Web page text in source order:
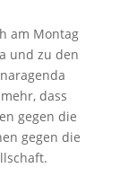
am Montag
und zu den
dass
gegen die
gegen die